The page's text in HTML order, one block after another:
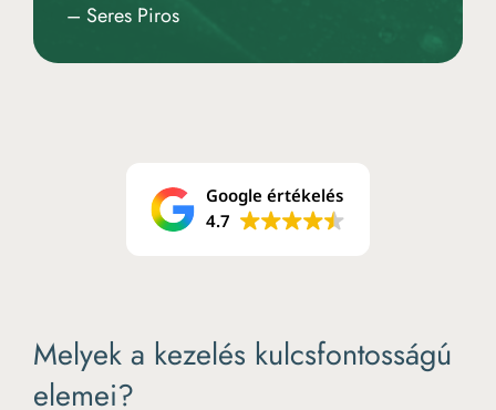
– Seres Piros
Google értékelés
4.7
Melyek a kezelés kulcsfontosságú
elemei?